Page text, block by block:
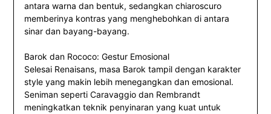
antara warna dan bentuk, sedangkan chiaroscuro
memberinya kontras yang menghebohkan di antara
sinar dan bayang-bayang.
Barok dan Rococo: Gestur Emosional
Selesai Renaisans, masa Barok tampil dengan karakter
style yang makin lebih menegangkan dan emosional.
Seniman seperti Caravaggio dan Rembrandt
meningkatkan teknik penyinaran yang kuat untuk